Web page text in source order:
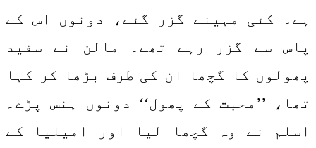
ہے۔ کئی مہینے گزر گئے، دونوں اس کے
پاس سے گزر رہے تھے۔ مالن نے سفید
پھولوں کا گچھا ان کی طرف بڑھا کر کہا
تھا، ’’محبت کے پھول‘‘ دونوں ہنس پڑے۔
اسلم نے وہ گچھا لیا اور امیلیا کے